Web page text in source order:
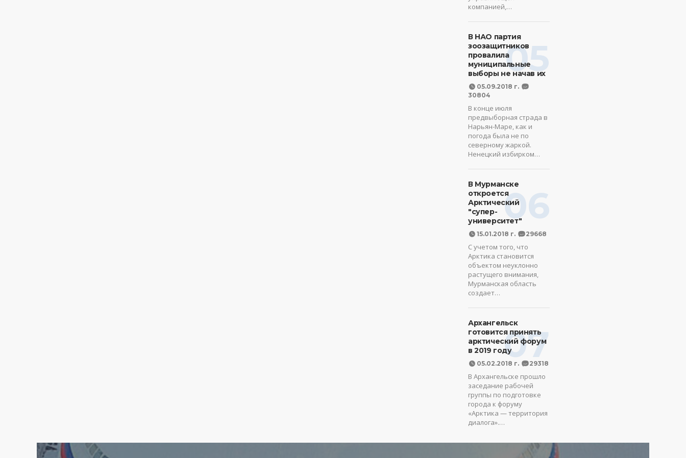
компанией,…
05
В НАО партия
зоозащитников
провалила
муниципальные
выборы не начав их
05.09.2018 г.
30804
В конце июля
предвыборная страда в
Нарьян-Маре, как и
погода была не по
северному жаркой.
Ненецкий избирком…
06
В Мурманске
откроется
Арктический
"супер-
университет"
15.01.2018 г. 29668
С учетом того, что
Арктика становится
объектом неуклонно
растущего внимания,
Мурманская область
создает…
07
Архангельск
готовится принять
арктический форум
в 2019 году
05.02.2018 г. 29318
В Архангельске прошло
заседание рабочей
группы по подготовке
города к форуму
«Арктика — территория
диалога».…